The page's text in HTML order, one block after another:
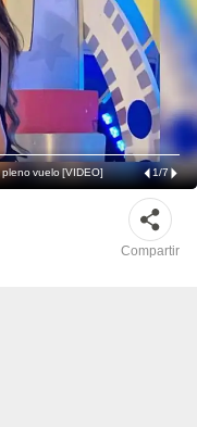
vuelo [VIDEO] 1/7
Compartir